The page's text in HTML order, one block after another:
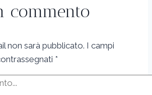
consigli
per
generare
nuovi
commento
non sarà pubblicato. I campi
*